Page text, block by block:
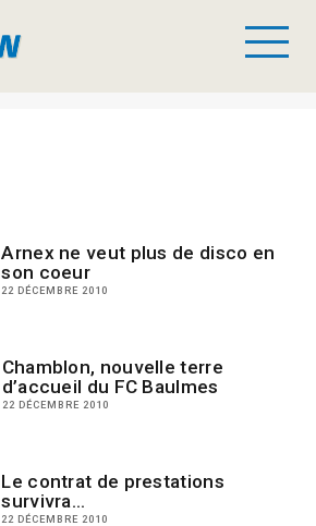
Arnex ne veut plus de disco en
son coeur
22 DÉCEMBRE 2010
Chamblon, nouvelle terre
d’accueil du FC Baulmes
22 DÉCEMBRE 2010
Le contrat de prestations
survivra…
22 DÉCEMBRE 2010